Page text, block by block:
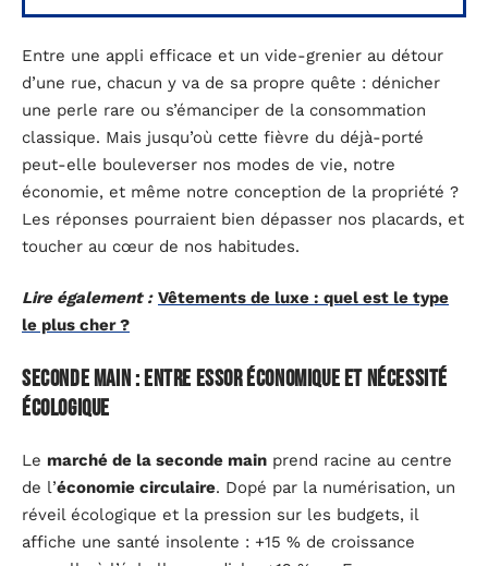
Entre une appli efficace et un vide-grenier au détour
d’une rue, chacun y va de sa propre quête : dénicher
une perle rare ou s’émanciper de la consommation
classique. Mais jusqu’où cette fièvre du déjà-porté
peut-elle bouleverser nos modes de vie, notre
économie, et même notre conception de la propriété ?
Les réponses pourraient bien dépasser nos placards, et
toucher au cœur de nos habitudes.
Lire également : Vêtements de luxe : quel est le type
le plus cher ?
Seconde main : entre essor économique et nécessité
écologique
Le marché de la seconde main prend racine au centre
de l’économie circulaire. Dopé par la numérisation, un
réveil écologique et la pression sur les budgets, il
affiche une santé insolente : +15 % de croissance